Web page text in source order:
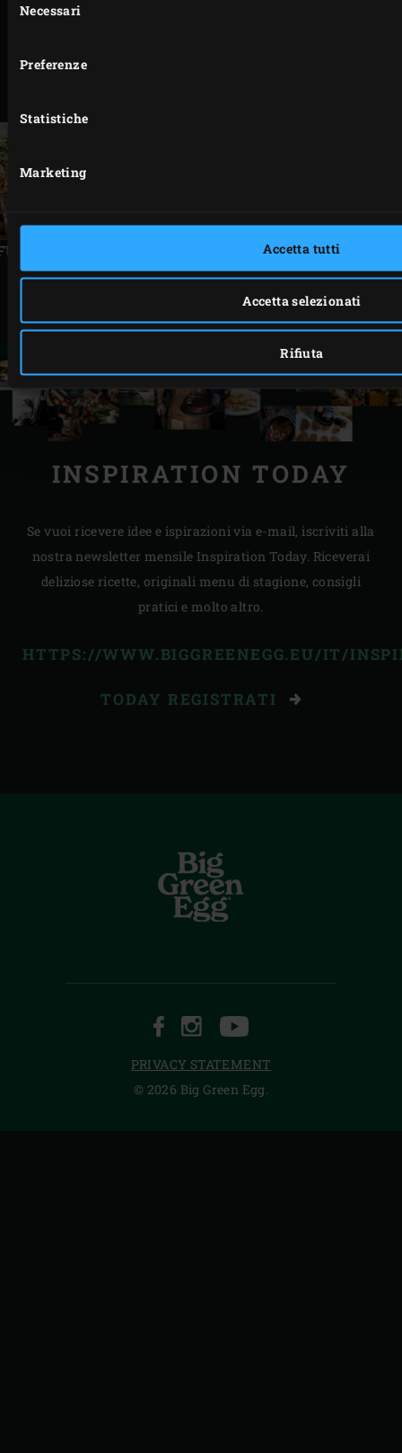
delNecessari
Preferenze
Statistiche
Marketing
Accetta tutti
Accetta selezionati
Rifiuta
Precedente
INSPIRATION TODAY
Se vuoi ricevere idee e ispirazioni via e-mail, iscriviti alla
nostra newsletter mensile Inspiration Today. Riceverai
deliziose ricette, originali menu di stagione, consigli
pratici e molto altro.
HTTPS://WWW.BIGGREENEGG.EU/IT/
TODAY REGISTRATI
FACEBOOKINSTAGRAMYOUTUBE
PRIVACY STATEMENT
© 2026 Big Green Egg.